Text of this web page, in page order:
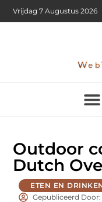
Vrijdag 7 Augustus 2026
Outdoor
Dutch
ETEN EN
Gepubliceerd